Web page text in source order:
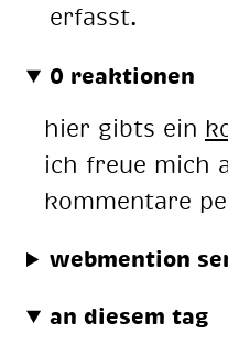
erfasst.
0 reaktionen
hier gibts ein
ich freue mich
kommentare
webmention
an diesem tag